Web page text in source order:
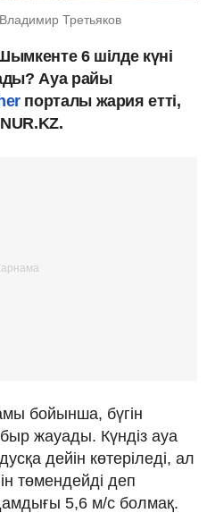
Третьяков
6 шілде күні
Ауа райы
порталы жария етті,
бойынша, бүгін
жауады. Күндіз ауа
дейін көтеріледі, ал
төмендейді деп
5,6 м/с болмақ.